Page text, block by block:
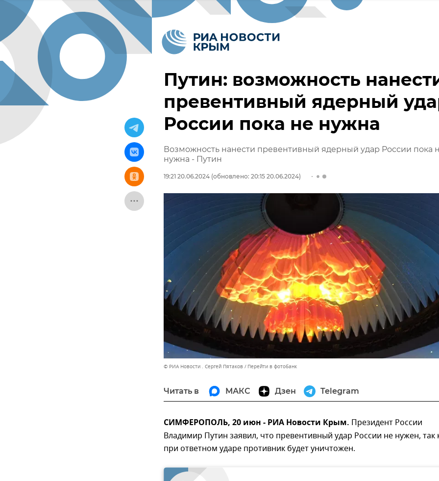
Путин: возможность
превентивный ядерный
России пока не нужна
Возможность нанести превентивный ядерный удар России пока
нужна - Путин
19:21 20.06.2024 (обновлено: 20:15 20.06.2024)
© РИА Новости . Сергей Пятаков Перейти в фотобанк
Читать в МАКС Дзен Telegram
СИМФЕРОПОЛЬ, 20 июн - РИА Новости Крым. Президент России
Владимир Путин заявил, что превентивный удар России не нужен, так
при ответном ударе противник будет уничтожен.